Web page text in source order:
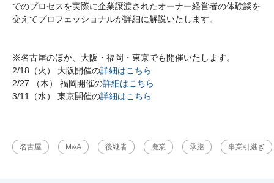
でのプロセスを実際に企業譲渡されたオーナー経営者の体験談を
交えてプロフェッショナルが詳細に解説いたします。
※名古屋のほか、大阪・福岡・東京でも開催いたします。
2/18（火） 大阪開催の詳細はこちら
2/27 （木） 福岡開催の詳細はこちら
3/11（水） 東京開催の詳細はこちら
名古屋 M&A 後継者 廃業 承継 事業引継ぎ